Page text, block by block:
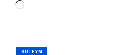
Loading…
SUTEYM